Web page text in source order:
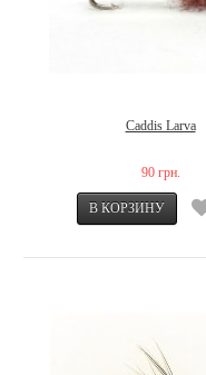
Caddis Larva
90 грн.